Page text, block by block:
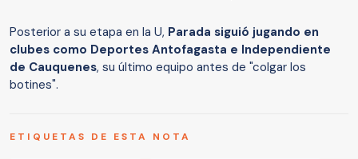
Posterior a su etapa en la U, Parada siguió jugando en
clubes como Deportes Antofagasta e Independiente
de Cauquenes, su último equipo antes de "colgar los
botines".
ETIQUETAS DE ESTA NOTA